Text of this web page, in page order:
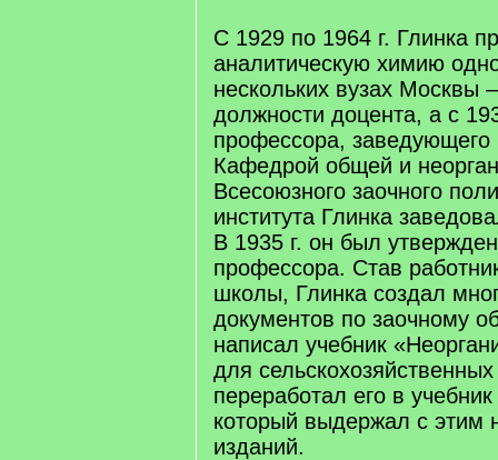
С 1929 по 1964 г. Глинка
аналитическую химию
нескольких вузах Москвы
должности доцента, а с
профессора,
Кафедрой общей и
Всесоюзного заочного
института Глинка
В 1935 г. он был
профессора. Став
школы, Глинка создал
документов по заочному
написал учебник
для
переработал его в
который выдержал с этим
изданий.